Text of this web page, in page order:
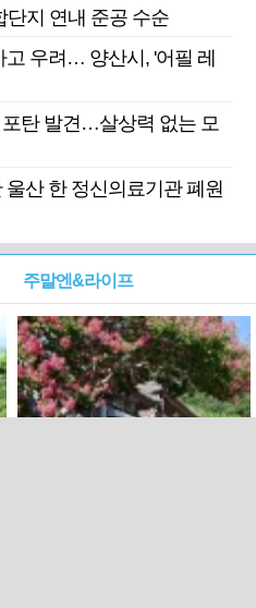
단지 연내 준공 수순
우려… 양산시, '어필 레
탄 발견…살상력 없는 모
산 한 정신의료기관 폐원
주말엔&라이프